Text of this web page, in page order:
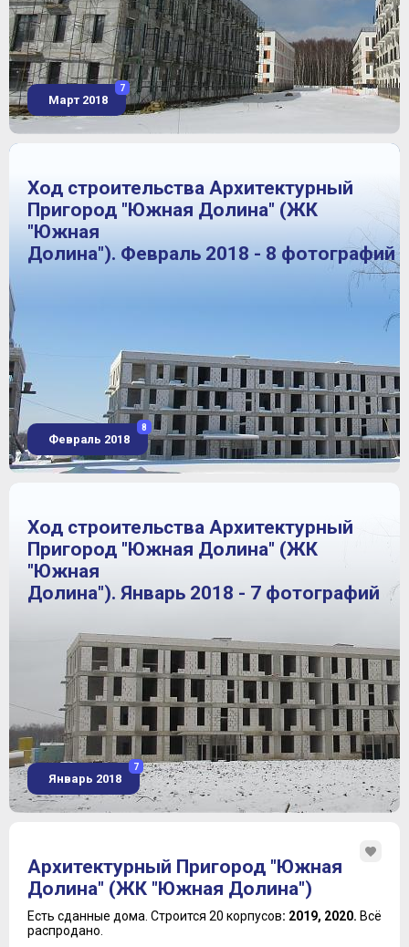
Март 2018
7
Ход строительства Архитектурный
Пригород "Южная Долина" (ЖК
"Южная
Долина"). Февраль 2018 - 8 фотографий
Февраль 2018
8
Ход строительства Архитектурный
Пригород "Южная Долина" (ЖК
"Южная
Долина"). Январь 2018 - 7 фотографий
Январь 2018
7
Архитектурный Пригород "Южная
Долина" (ЖК "Южная Долина")
Есть сданные дома. Строится 20 корпусов: 2019, 2020. Всё
распродано.